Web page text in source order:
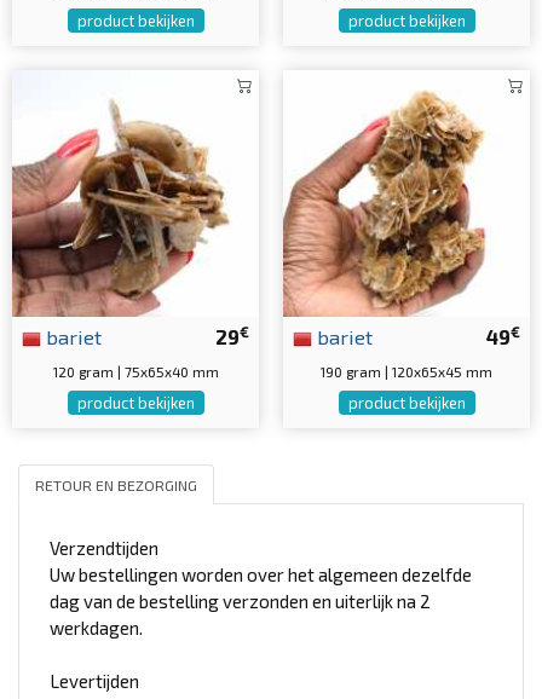
product bekijken product bekijken
29€
bariet
120 gram | 75x65x40 mm
product bekijken
49€
bariet
190 gram | 120x65x45 mm
product bekijken
RETOUR EN BEZORGING
Verzendtijden
Uw bestellingen worden over het algemeen dezelfde
dag van de bestelling verzonden en uiterlijk na 2
werkdagen.
Levertijden